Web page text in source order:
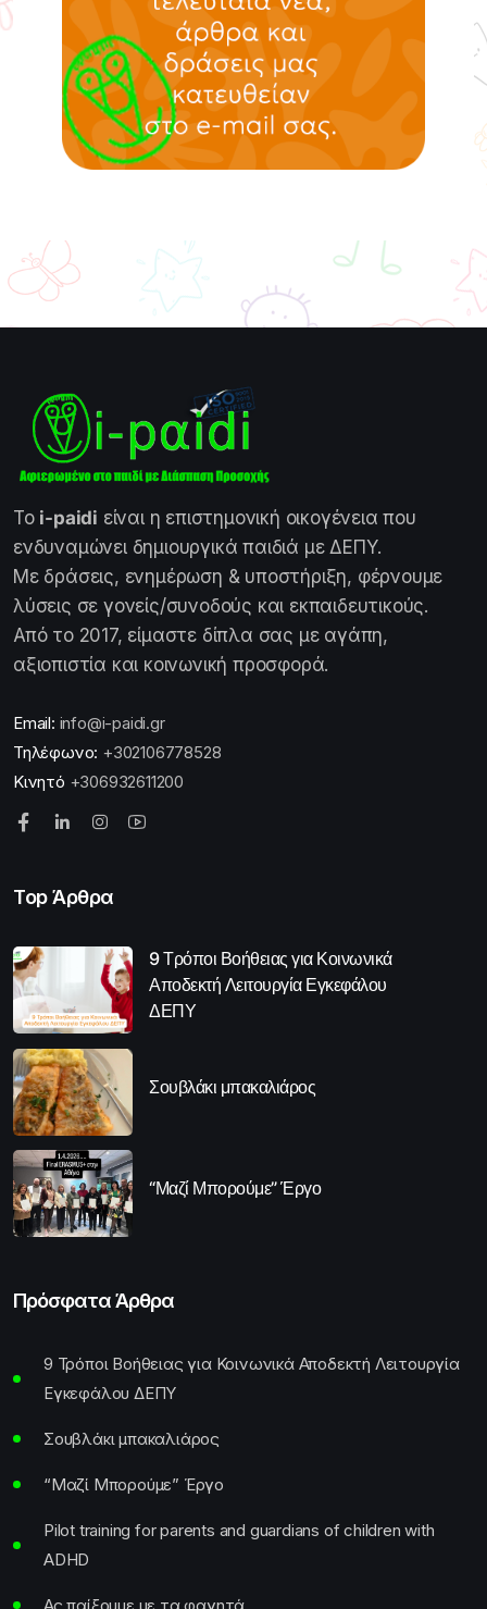
Το i-paidi είναι η επιστημονική οικογένεια που
ενδυναμώνει δημιουργικά παιδιά με ΔΕΠΥ.
Με δράσεις, ενημέρωση & υποστήριξη, φέρνουμε
λύσεις σε γονείς/συνοδούς και εκπαιδευτικούς.
Από το 2017, είμαστε δίπλα σας με αγάπη,
αξιοπιστία και κοινωνική προσφορά.
Email: info@i-paidi.gr
Τηλέφωνο: +302106778528
Κινητό +306932611200
Top Άρθρα
9 Τρόποι Βοήθειας για Κοινωνικά
Αποδεκτή Λειτουργία Εγκεφάλου
ΔΕΠΥ
Σουβλάκι μπακαλιάρος
“Μαζί Μπορούμε” Έργο
Πρόσφατα Άρθρα
9 Τρόποι Βοήθειας για Κοινωνικά Αποδεκτή Λειτουργία
Εγκεφάλου ΔΕΠΥ
Σουβλάκι μπακαλιάρος
“Μαζί Μπορούμε” Έργο
Pilot training for parents and guardians of children with
ADHD